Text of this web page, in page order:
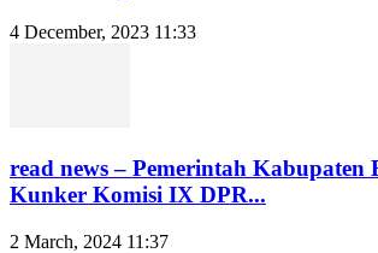
4 December, 2023 11:33
read news – Pemerintah Kabupaten
Kunker Komisi IX DPR...
2 March, 2024 11:37